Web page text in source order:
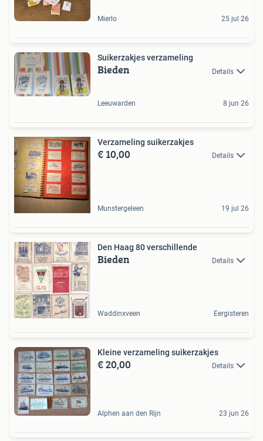
Mierlo 25 jul 26
Suikerzakjes verzameling
Bieden Details
Leeuwarden 8 jun 26
Verzameling suikerzakjes
€ 10,00 Details
Munstergeleen 19 jul 26
Den Haag 80 verschillende
Bieden Details
Waddinxveen Eergisteren
Kleine verzameling suikerzakjes
€ 20,00 Details
Alphen aan den Rijn 23 jun 26